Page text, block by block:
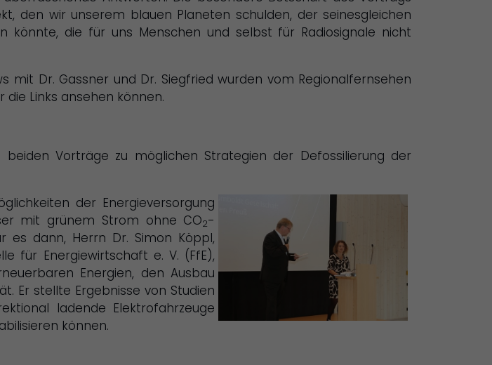
den wir unserem blauen Planeten schulden, der seinesgleichen
die für uns Menschen und selbst für Radiosignale nicht
mit Dr. Gassner und Dr. Siegfried wurden vom Regionalfernsehen
die Links ansehen können.
Vorträge zu möglichen Strategien der Defossilierung der
der Energieversorgung
mit grünem Strom ohne CO2-
es dann, Herrn Dr. Simon Köppl,
für Energiewirtschaft e. V. (FfE),
Energien, den Ausbau
Er stellte Ergebnisse von Studien
ladende Elektrofahrzeuge
können.